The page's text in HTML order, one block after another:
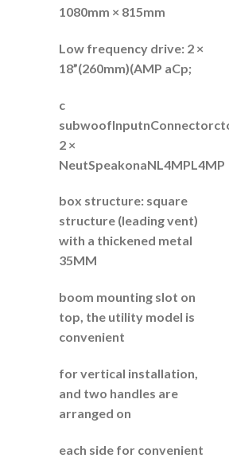
1080mm × 815mm
Low frequency drive: 2 ×
18”(260mm)(AMP aCp;
c
2 ×
NeutSpeakonaNL4MPL4MP
box structure: square
structure (leading vent)
with a thickened metal
35MM
boom mounting slot on
top, the utility model is
convenient
for vertical installation,
and two handles are
arranged on
each side for convenient